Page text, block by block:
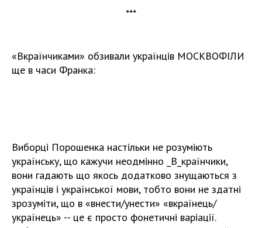
***
«Вкраїнчиками» обзивали українців МОСКВОФІЛИ
ще в часи Франка:
Виборці Порошенка настільки не розуміють
українську, що кажучи неодмінно _В_країнчики,
вони гадають що якось додатково знущаються з
українців і української мови, тобто вони не здатні
зрозуміти, що в «внести/унести» «вкраїнець/
українець» -- це є просто фонетичні варіації.